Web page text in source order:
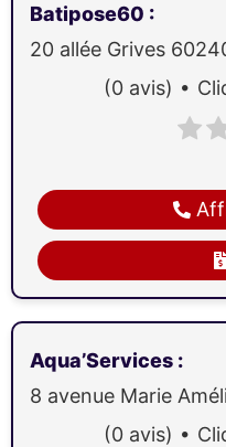
Batipose60 :
20 allée Grives
(0 avis)
Aqua’Services :
8 avenue Marie
(0 avis)